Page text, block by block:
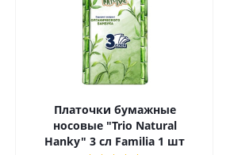
Платочки бумажные
носовые "Trio Natural
Hanky" 3 сл Familia 1 шт